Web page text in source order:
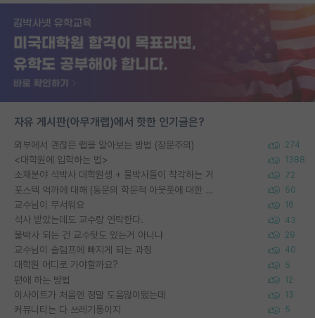
자유 게시판(아무개랩)에서 핫한 인기글은?
외부에서 괜찮은 랩을 알아보는 방법 (장문주의) 274
<대학원에 입학하는 법> 1388
소재분야 석박사 대학원생 + 물박사들이 착각하는 거 72
포스텍 억까에 대해 (동문의 학문적 아웃풋에 대한 반박) 50
교수님이 무서워요 16
석사 받았는데도 교수랑 연락한다. 43
물박사 되는 건 교수탓도 있는거 아니냐 29
교수님이 슬럼프에 빠지게 되는 과정 40
대학원 어디로 가야할까요? 5
편애 하는 방법 12
이사이트가 처음엔 정말 도움많이됐는데 13
커뮤니티는 다 쓰레기통이지 5